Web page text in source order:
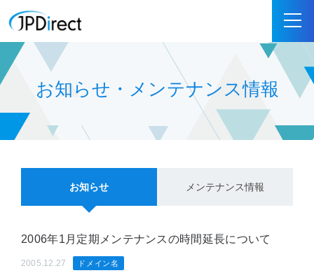
お知らせ・メンテナンス情報
お知らせ メンテナンス情報
2006年1月定期メンテナンスの時間延長について
2005.12.27 ドメイン名